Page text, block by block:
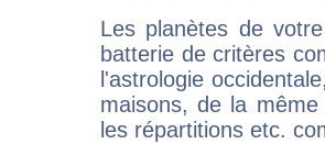
Les planètes de
batterie de critères
l'astrologie
maisons, de la
les répartitions etc.